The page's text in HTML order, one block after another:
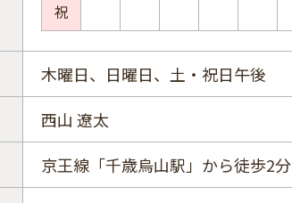
祝
木曜日、日曜日、土・祝日午後
西山 遼太
京王線「千歳烏山駅」から徒歩2分